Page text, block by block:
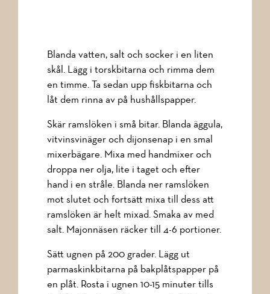
Blanda vatten, salt och socker i en liten
skål. Lägg i torskbitarna och rimma dem
en timme. Ta sedan upp fiskbitarna och
låt dem rinna av på hushållspapper.
Skär ramslöken i små bitar. Blanda äggula,
vitvinsvinäger och dijonsenap i en smal
mixerbägare. Mixa med handmixer och
droppa ner olja, lite i taget och efter
hand i en stråle. Blanda ner ramslöken
mot slutet och fortsätt mixa till dess att
ramslöken är helt mixad. Smaka av med
salt. Majonnäsen räcker till 4-6 portioner.
Sätt ugnen på 200 grader. Lägg ut
parmaskinkbitarna på bakplåtspapper på
en plåt. Rosta i ugnen 10-15 minuter tills